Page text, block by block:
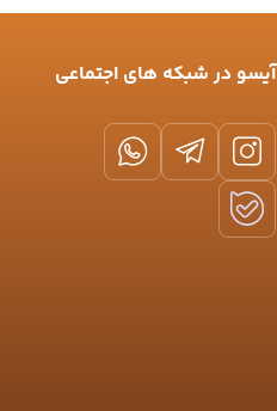
آیسو در شبکه های اجتماعی